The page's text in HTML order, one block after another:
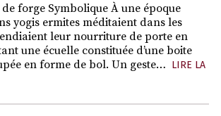
forge Symbolique À une époque
yogis ermites méditaient dans les
leur nourriture de porte en
une écuelle constituée d’une boite
en forme de bol. Un geste… LIRE LA